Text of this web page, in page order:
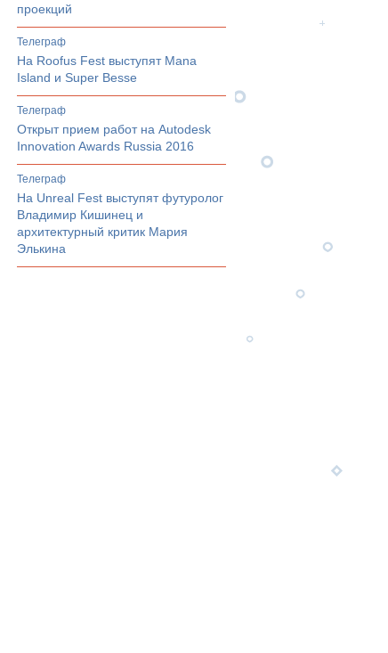
проекций
телеграф
На Roofus Fest выступят Mana
Island и Super Besse
телеграф
Открыт прием работ на Autodesk
Innovation Awards Russia 2016
телеграф
На Unreal Fest выступят футуролог
Владимир Кишинец и
архитектурный критик Мария
Элькина